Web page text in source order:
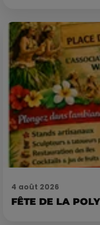
4 août 2026
FÊTE DE LA